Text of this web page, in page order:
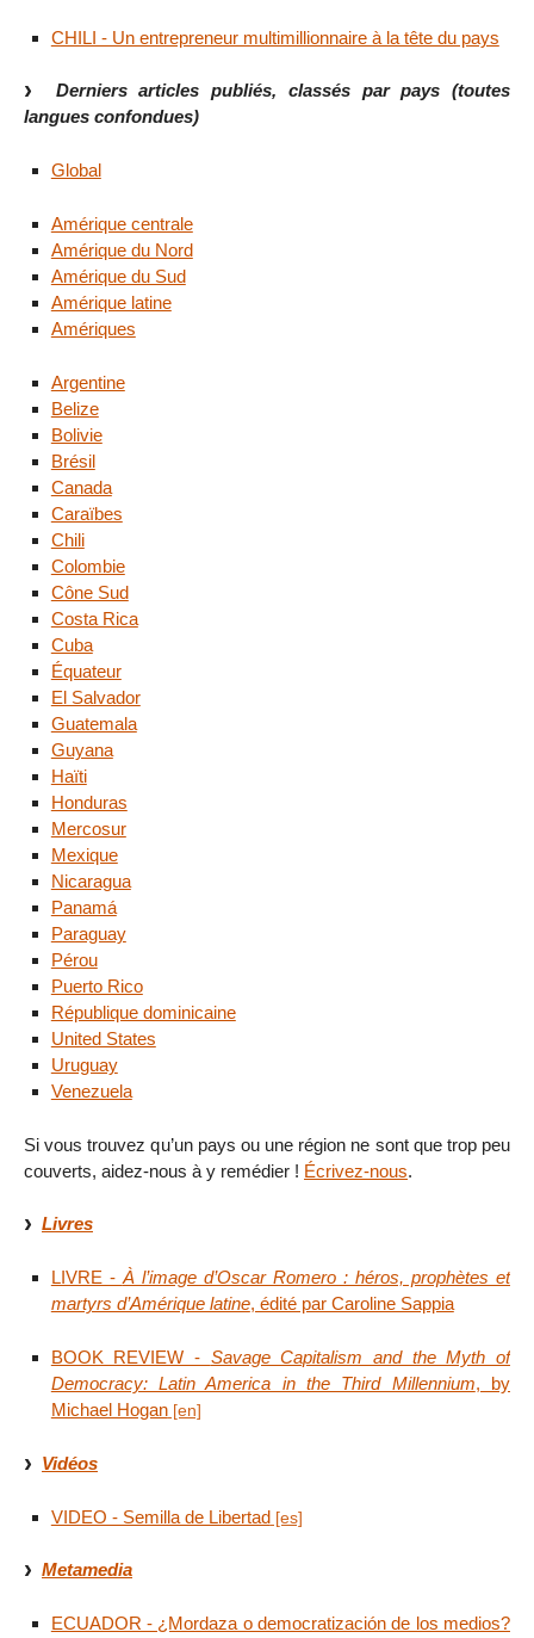
CHILI - Un entrepreneur multimillionnaire à la tête du pays
Derniers articles publiés, classés par pays (toutes
langues confondues)
Global
Amérique centrale
Amérique du Nord
Amérique du Sud
Amérique latine
Amériques
Argentine
Belize
Bolivie
Brésil
Canada
Caraïbes
Chili
Colombie
Cône Sud
Costa Rica
Cuba
Équateur
El Salvador
Guatemala
Guyana
Haïti
Honduras
Mercosur
Mexique
Nicaragua
Panamá
Paraguay
Pérou
Puerto Rico
République dominicaine
United States
Uruguay
Venezuela
Si vous trouvez qu’un pays ou une région ne sont que trop peu
couverts, aidez-nous à y remédier ! Écrivez-nous.
Livres
LIVRE - À l’image d’Oscar Romero : héros, prophètes et
martyrs d’Amérique latine, édité par Caroline Sappia
BOOK REVIEW - Savage Capitalism and the Myth of
Democracy: Latin America in the Third Millennium, by
Michael Hogan
Vidéos
VIDEO - Semilla de Libertad
Metamedia
ECUADOR - ¿Mordaza o democratización de los medios?